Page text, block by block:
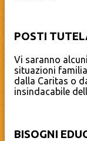
POSTI
Vi saranno
situazioni
dalla Caritas o
insindacabile
BISOGNI